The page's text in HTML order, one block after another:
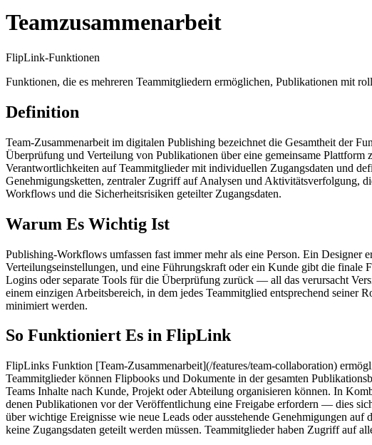
Teamzusammenarbeit
FlipLink-Funktionen
Funktionen, die es mehreren Teammitgliedern ermöglichen, Publikationen mit
Definition
Team-Zusammenarbeit im digitalen Publishing bezeichnet die Gesamtheit der
Überprüfung und Verteilung von Publikationen über eine gemeinsame
Verantwortlichkeiten auf Teammitglieder mit individuellen Zugangsdaten und
Genehmigungsketten, zentraler Zugriff auf Analysen und Aktivitätsverfolgung,
Workflows und die Sicherheitsrisiken geteilter Zugangsdaten.
Warum Es Wichtig Ist
Publishing-Workflows umfassen fast immer mehr als eine Person. Ein
Verteilungseinstellungen, und eine Führungskraft oder ein Kunde gibt die
Logins oder separate Tools für die Überprüfung zurück — all das verursacht
einem einzigen Arbeitsbereich, in dem jedes Teammitglied entsprechend
minimiert werden.
So Funktioniert Es in FlipLink
FlipLinks Funktion [Team-Zusammenarbeit](/features/team-collaboration)
Teammitglieder können Flipbooks und Dokumente in der gesamten
Teams Inhalte nach Kunde, Projekt oder Abteilung organisieren können. In
denen Publikationen vor der Veröffentlichung eine Freigabe erfordern — dies
über wichtige Ereignisse wie neue Leads oder ausstehende Genehmigungen
keine Zugangsdaten geteilt werden müssen. Teammitglieder haben Zugriff auf